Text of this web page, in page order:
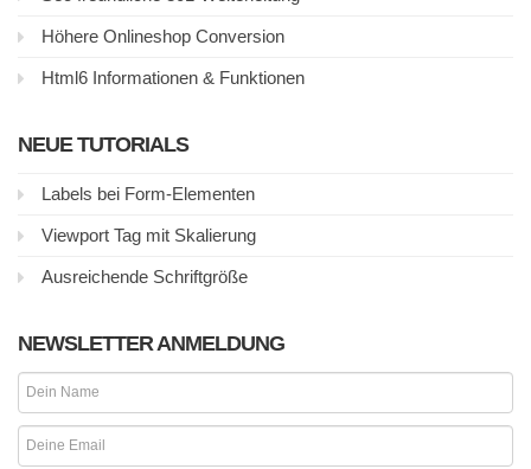
Höhere Onlineshop Conversion
Html6 Informationen & Funktionen
NEUE TUTORIALS
Labels bei Form-Elementen
Viewport Tag mit Skalierung
Ausreichende Schriftgröße
NEWSLETTER ANMELDUNG